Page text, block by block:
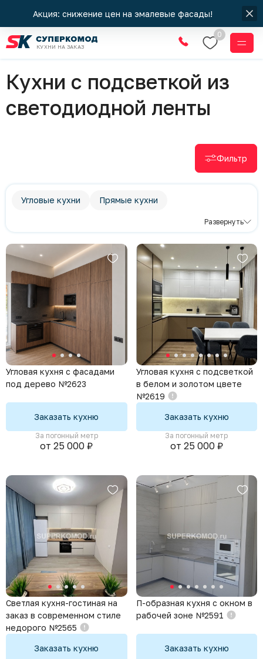
Акция: снижение цен на эмалевые фасады!
КУХНИ НА ЗАКАЗ
0
Кухни
Кухни с подсветкой из
светодиодной ленты
Фильтр
Угловые кухни
Прямые кухни
Темные кухни
Яркие кухни
Кухни для хрущевки
Маленькие кухни
Развернуть
Угловая кухня с фасадами
под дерево №2623
Заказать кухню
За погонный метр
от 25 000 ₽
Угловая кухня с подсветкой
в белом и золотом цвете
№2619
Заказать кухню
За погонный метр
от 25 000 ₽
Светлая кухня-гостиная на
заказ в современном стиле
недорого №2565
Заказать кухню
П-образная кухня с окном в
рабочей зоне №2591
Заказать кухню